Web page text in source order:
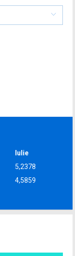
Iulie
5,2378
4,5859